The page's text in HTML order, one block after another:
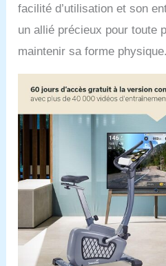
facilité d’utilisation et son
un allié précieux pour toute
maintenir sa forme physique.